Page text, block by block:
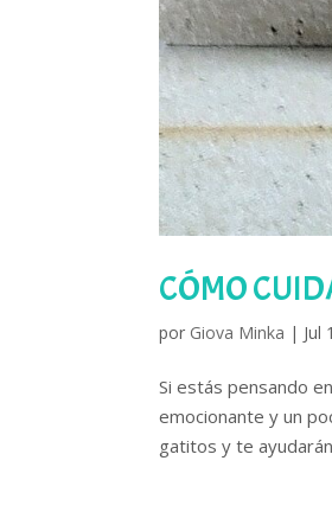
CÓMO
por Giova Minka | Jul
Si estás pensando
emocionante y un
gatitos y te